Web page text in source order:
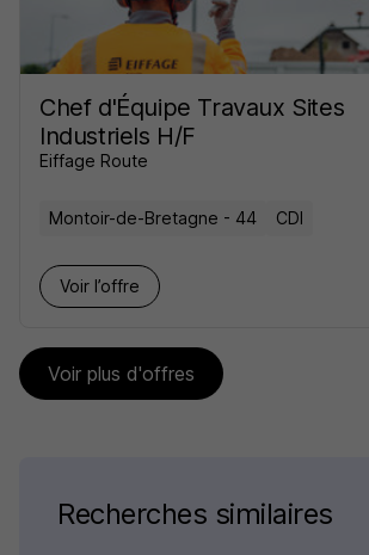
Chef d'Équipe Travaux Sites
Industriels H/F
Eiffage Route
Montoir-de-Bretagne - 44 CDI
Voir l’offre
Voir plus d'offres
Recherches similaires